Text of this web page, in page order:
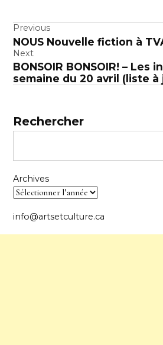
Navigation
de
l’article
Previous
NOUS Nouvelle fiction à
Next
BONSOIR BONSOIR! – Les
semaine du 20 avril (liste à
Rechercher
Archives
info@artsetculture.ca